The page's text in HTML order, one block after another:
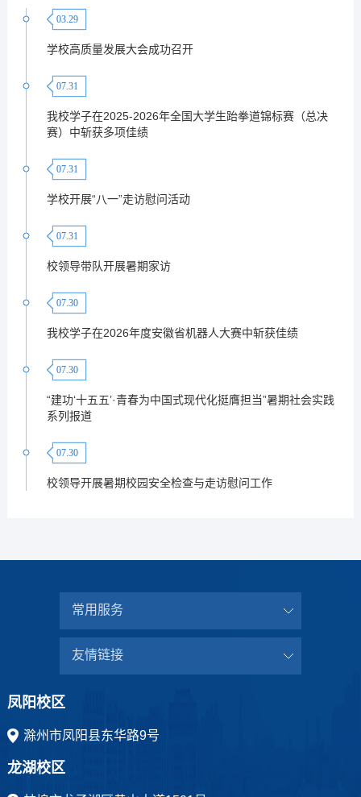
03.29
学校高质量发展大会成功召开
07.31
我校学子在2025-2026年全国大学生跆拳道锦标赛（总决
赛）中斩获多项佳绩
07.31
学校开展“八一”走访慰问活动
07.31
校领导带队开展暑期家访
07.30
我校学子在2026年度安徽省机器人大赛中斩获佳绩
07.30
“建功‘十五五’·青春为中国式现代化挺膺担当”暑期社会实践
系列报道
07.30
校领导开展暑期校园安全检查与走访慰问工作
常用服务
友情链接
凤阳校区
滁州市凤阳县东华路9号
龙湖校区